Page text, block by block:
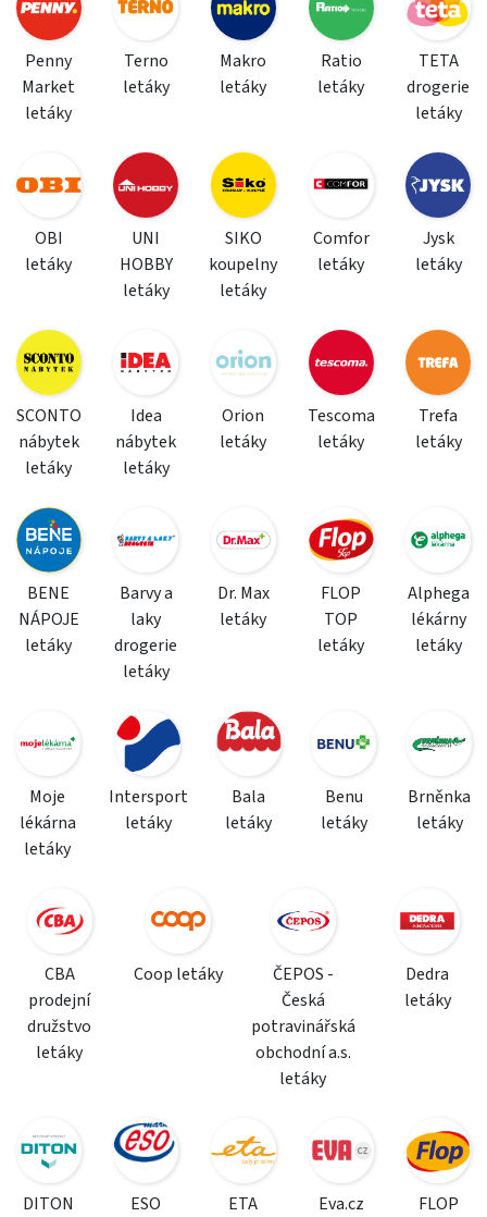
Penny
Market
letáky
Terno
letáky
Makro
letáky
Ratio
letáky
TETA
drogerie
letáky
OBI
letáky
UNI
HOBBY
letáky
SIKO
koupelny
letáky
Comfor
letáky
Jysk
letáky
SCONTO
nábytek
letáky
Idea
nábytek
letáky
Orion
letáky
Tescoma
letáky
Trefa
letáky
BENE
NÁPOJE
letáky
Barvy a
laky
drogerie
letáky
Dr. Max
letáky
FLOP
TOP
letáky
Alphega
lékárny
letáky
Moje
lékárna
letáky
Intersport
letáky
Bala
letáky
Benu
letáky
Brněnka
letáky
CBA
prodejní
družstvo
letáky
Coop letáky
ČEPOS -
Česká
potravinářská
obchodní a.s.
letáky
Dedra
letáky
DITON
ESO
ETA
Eva.cz
FLOP